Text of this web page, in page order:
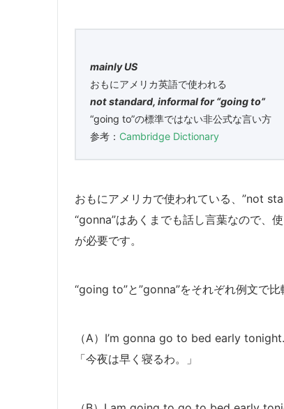
mainly US
おもにアメリカ英語で使われる
not standard, informal for “going to”
“going to”の標準ではない非公式な言い方
参考： Cambridge Dictionary
おもにアメリカで使われている、”not
“gonna”はあくまでも話し言葉なので、
が必要です。
“going to”と”gonna”をそれぞれ例文で比
（A）I’m gonna go to bed early tonight.
「今夜は早く寝るわ。」